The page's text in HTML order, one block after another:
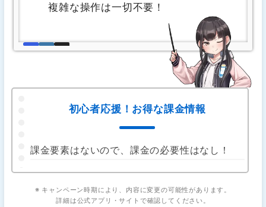
複雑な操作は一切不要！
初心者応援！お得な課金情報
課金要素はないので、課金の必要性はなし！
※ キャンペーン時期により、内容に変更の可能性があります。
詳細は公式アプリ・サイトで確認してください。